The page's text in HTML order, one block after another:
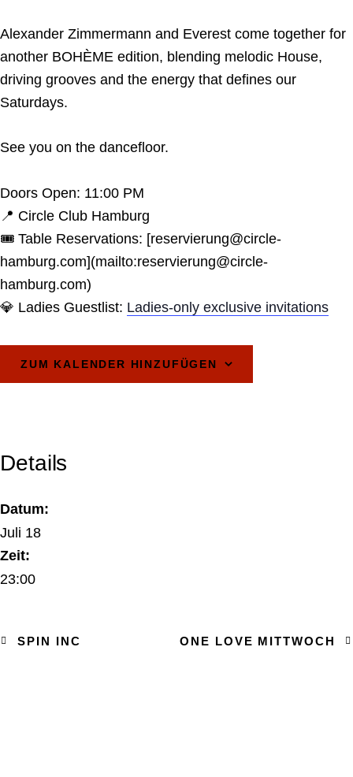
Alexander Zimmermann and Everest come together for
another BOHÈME edition, blending melodic House,
driving grooves and the energy that defines our
Saturdays.
See you on the dancefloor.
Doors Open: 11:00 PM
📍 Circle Club Hamburg
🎟️ Table Reservations: [reservierung@circle-
hamburg.com](mailto:reservierung@circle-
hamburg.com)
💎 Ladies Guestlist: Ladies-only exclusive invitations
ZUM KALENDER HINZUFÜGEN
Details
Datum:
Juli 18
Zeit:
23:00
SPIN INC ONE LOVE MITTWOCH